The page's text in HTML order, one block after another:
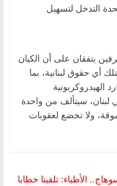
التدخل لتسهيل
يتفقان على أن الكيان
أي حقوق لبنانية، بما
الهيدروكربونية
في الكتلة 9 في لبنان، سيتألف من واحدة
ولا تخضع لعقوبات
الأطباء: تلقينا خطابا